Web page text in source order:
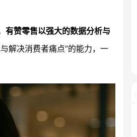
有赞零售以强大的数据分析与
解决消费者痛点”的能力，一